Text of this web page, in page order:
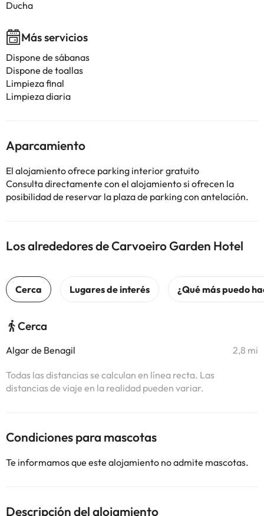
Ducha
Más servicios
Dispone de sábanas
Dispone de toallas
Limpieza final
Limpieza diaria
Aparcamiento
El alojamiento ofrece parking interior gratuito
Consulta directamente con el alojamiento si ofrecen la
posibilidad de reservar la plaza de parking con antelación.
Los alrededores de Carvoeiro Garden Hotel
Cerca
Algar de Benagil 2,8 mi
Todas las distancias se calculan en línea recta. Las
distancias de viaje en la realidad pueden variar.
Condiciones para mascotas
Te informamos que este alojamiento no admite mascotas.
Descripción del alojamiento